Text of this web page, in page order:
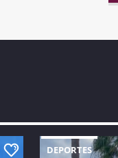
DEPORTES